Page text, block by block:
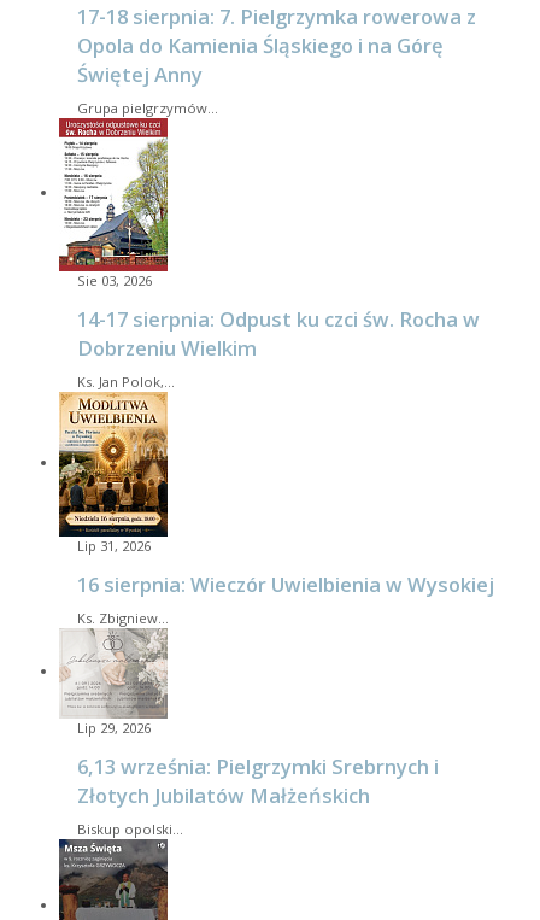
17-18 sierpnia: 7. Pielgrzymka rowerowa z
Opola do Kamienia Śląskiego i na Górę
Świętej Anny
Grupa pielgrzymów…
Sie 03, 2026
14-17 sierpnia: Odpust ku czci św. Rocha w
Dobrzeniu Wielkim
Ks. Jan Polok,…
Lip 31, 2026
16 sierpnia: Wieczór Uwielbienia w Wysokiej
Ks. Zbigniew…
Lip 29, 2026
6,13 września: Pielgrzymki Srebrnych i
Złotych Jubilatów Małżeńskich
Biskup opolski…